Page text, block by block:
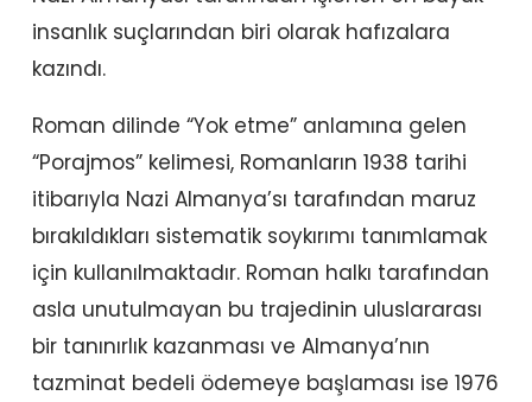
insanlık suçlarından biri olarak hafızalara
kazındı.
Roman dilinde “Yok etme” anlamına gelen
“Porajmos” kelimesi, Romanların 1938 tarihi
itibarıyla Nazi Almanya’sı tarafından maruz
bırakıldıkları sistematik soykırımı tanımlamak
için kullanılmaktadır. Roman halkı tarafından
asla unutulmayan bu trajedinin uluslararası
bir tanınırlık kazanması ve Almanya’nın
tazminat bedeli ödemeye başlaması ise 1976